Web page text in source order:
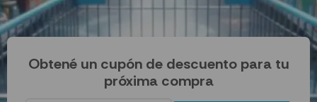
Obtené un cupón de descuento para tu
próxima compra